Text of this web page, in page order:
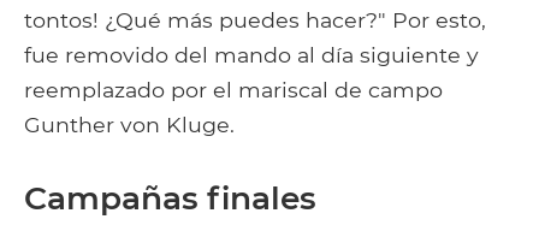
tontos! ¿Qué más puedes hacer?" Por esto,
fue removido del mando al día siguiente y
reemplazado por el mariscal de campo
Gunther von Kluge.
Campañas finales